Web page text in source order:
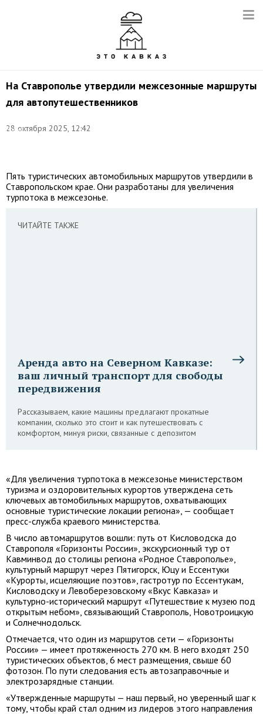
На Ставрополье утвердили межсезонные маршруты
для автопутешественников
28 октября 2025, 12:42
Елена
Пять туристических автомобильных маршрутов утвердили в
Ставропольском крае. Они разработаны для увеличения
турпотока в межсезонье.
ЧИТАЙТЕ ТАКЖЕ
Аренда авто на Северном Кавказе:
ваш личный транспорт для свободы
передвижения
Рассказываем, какие машины предлагают прокатные
компании, сколько это стоит и как путешествовать с
комфортом, минуя риски, связанные с депозитом
«Для увеличения турпотока в межсезонье министерством
туризма и оздоровительных курортов утверждена сеть
ключевых автомобильных маршрутов, охватывающих
основные туристические локации региона», — сообщает
пресс-служба краевого министерства.
В число автомаршрутов вошли: путь от Кисловодска до
Ставрополя «Горизонты России», экскурсионный тур от
Кавминвод до столицы региона «Родное Ставрополье»,
культурный маршрут через Пятигорск, Юцу и Ессентуки
«Курорты, исцеляющие поэтов», гастротур по Ессентукам,
Кисловодску и Левоберезовскому «Вкус Кавказа» и
культурно-исторический маршрут «Путешествие к музею под
открытым небом», связывающий Ставрополь, Новотроицкую
и Солнечнодольск.
Отмечается, что один из маршрутов сети — «Горизонты
России» — имеет протяженность 270 км. В него входят 250
туристических объектов, 6 мест размещения, свыше 60
фотозон. По пути следования есть автозаправочные и
электрозарядные станции.
«Утвержденные маршруты — наш первый, но уверенный шаг к
тому, чтобы край стал одним из лидеров этого направления